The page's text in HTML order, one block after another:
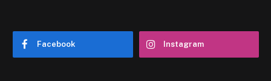
Facebook Instagram